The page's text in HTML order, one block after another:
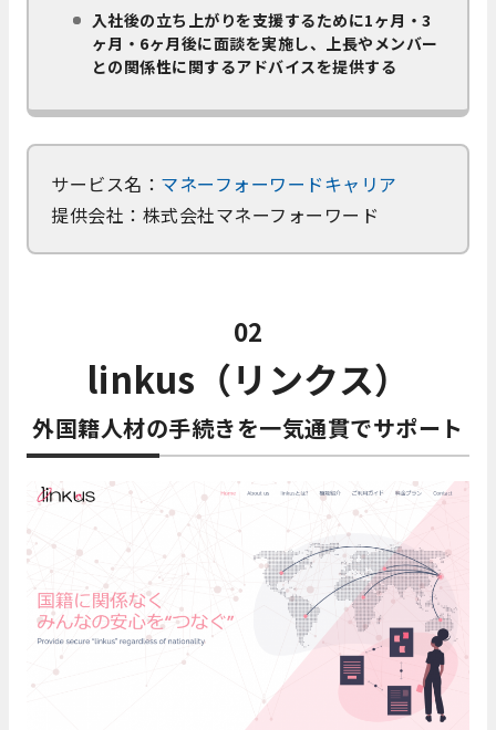
入社後の立ち上がりを支援するために1ヶ月・3
ヶ月・6ヶ月後に面談を実施し、上長やメンバー
との関係性に関するアドバイスを提供する
サービス名： マネーフォーワードキャリア
提供会社：株式会社マネーフォーワード
02
linkus（リンクス）
外国籍人材の手続きを一気通貫でサポート